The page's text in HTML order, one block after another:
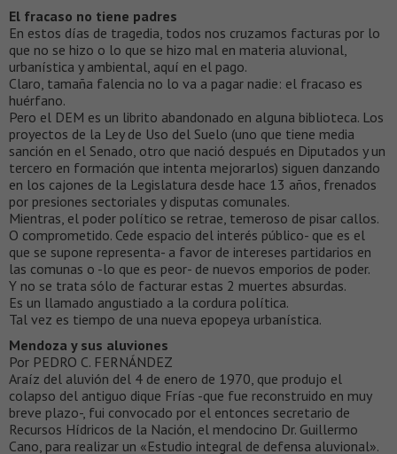
El fracaso no tiene padres
En estos días de tragedia, todos nos cruzamos facturas por lo
que no se hizo o lo que se hizo mal en materia aluvional,
urbanística y ambiental, aquí en el pago.
Claro, tamaña falencia no lo va a pagar nadie: el fracaso es
huérfano.
Pero el DEM es un librito abandonado en alguna biblioteca. Los
proyectos de la Ley de Uso del Suelo (uno que tiene media
sanción en el Senado, otro que nació después en Diputados y un
tercero en formación que intenta mejorarlos) siguen danzando
en los cajones de la Legislatura desde hace 13 años, frenados
por presiones sectoriales y disputas comunales.
Mientras, el poder político se retrae, temeroso de pisar callos.
O comprometido. Cede espacio del interés público- que es el
que se supone representa- a favor de intereses partidarios en
las comunas o -lo que es peor- de nuevos emporios de poder.
Y no se trata sólo de facturar estas 2 muertes absurdas.
Es un llamado angustiado a la cordura política.
Tal vez es tiempo de una nueva epopeya urbanística.
Mendoza y sus aluviones
Por PEDRO C. FERNÁNDEZ
Araíz del aluvión del 4 de enero de 1970, que produjo el
colapso del antiguo dique Frías -que fue reconstruido en muy
breve plazo-, fui convocado por el entonces secretario de
Recursos Hídricos de la Nación, el mendocino Dr. Guillermo
Cano, para realizar un «Estudio integral de defensa aluvional».